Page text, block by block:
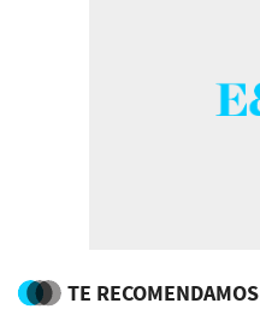
TE RECOMENDAMOS